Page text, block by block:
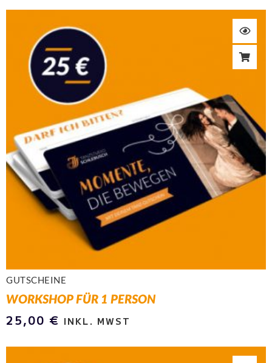
GUTSCHEINE
WORKSHOP FÜR 1 PERSON
25,00 € INKL. MWST